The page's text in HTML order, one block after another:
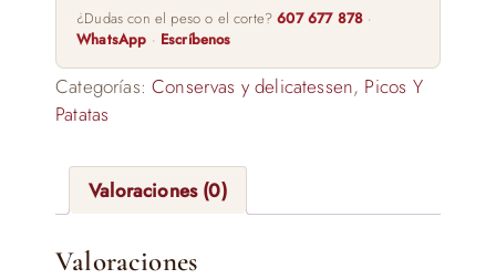
¿Dudas con el peso o el corte?607 677 878 ·
WhatsApp · Escríbenos
Categorías:Conservas y delicatessen, Picos Y
Patatas
Valoraciones (0)
Valoraciones